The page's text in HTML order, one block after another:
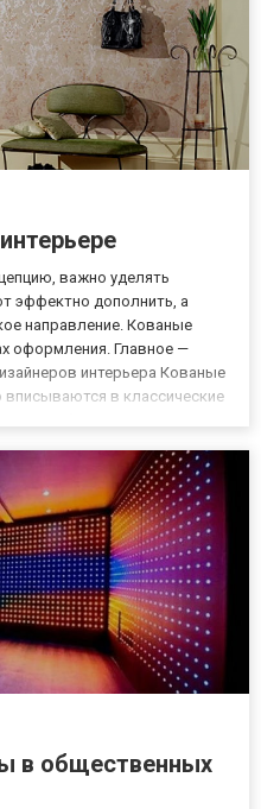
важно уделять
эффектно дополнить, а
направление. Кованые
оформления. Главное —
интерьера Кованые
в классические
в общественных